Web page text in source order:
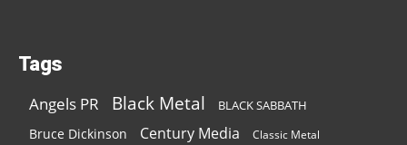
Tags
Angels PR Black Metal BLACK SABBATH
Bruce Dickinson Century Media Classic Metal